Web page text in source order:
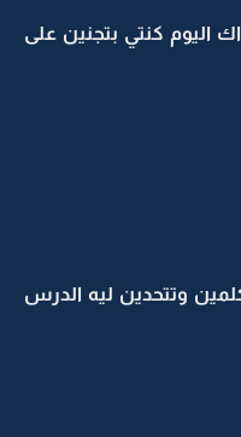
اليوم كنتي بتجنين على
وتتحدين ليه الدرس